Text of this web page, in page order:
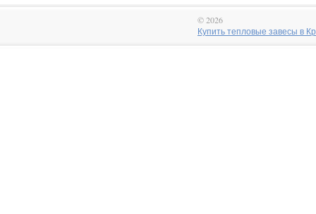
© 2026
Купить тепловые завесы в